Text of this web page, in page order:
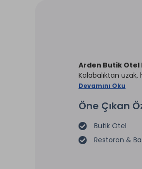
Arden Butik Otel
Kalabalıktan
Devamını Oku
Öne Çıkan
Butik Otel
Restoran &